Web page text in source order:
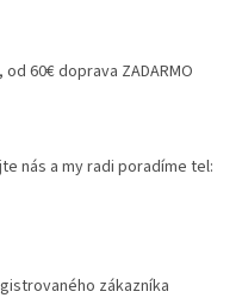
60€ doprava ZADARMO
nás a my radi poradíme tel:
zákazníka